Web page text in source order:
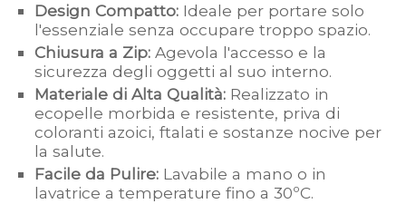
Design Compatto: Ideale per portare solo
l'essenziale senza occupare troppo spazio.
Chiusura a Zip: Agevola l'accesso e la
sicurezza degli oggetti al suo interno.
Materiale di Alta Qualità: Realizzato in
ecopelle morbida e resistente, priva di
coloranti azoici, ftalati e sostanze nocive per
la salute.
Facile da Pulire: Lavabile a mano o in
lavatrice a temperature fino a 30ºC.